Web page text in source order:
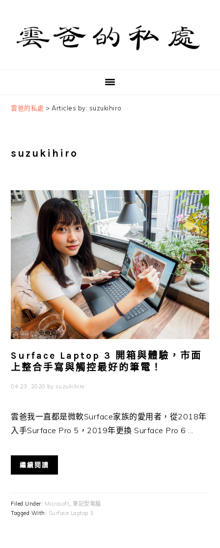
primary
navigation
content
primary
sidebar
雲爸的私處 >Articles by: suzukihiro
suzukihiro
Surface Laptop 3 開箱與體驗，市面
上整合手寫與觸控最好的筆電！
04 23, 2020 by suzukihiro
雲爸我一直都是微軟Surface家族的愛用者，從2018年
入手Surface Pro 5，2019年更換 Surface Pro 6 ...
繼續閱讀
Filed Under: Microsoft, 筆記型電腦
Tagged With: Surface Laptop 3